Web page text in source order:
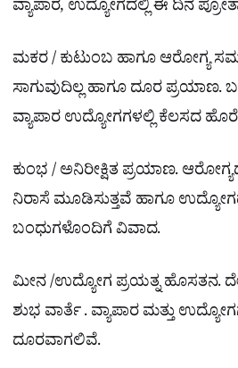
ವ್ಯಾಪಾರ, ಉದ್ಯೋಗದಲ್ಲಿ ಈ ದಿನ
ಮಕರ / ಕುಟುಂಬ ಹಾಗೂ ಆರೋಗ್ಯ
ಸಾಗುವುದಿಲ್ಲ ಹಾಗೂ ದೂರ ಪ್ರಯಾಣ.
ವ್ಯಾಪಾರ ಉದ್ಯೋಗಗಳಲ್ಲಿ ಕೆಲಸದ ಹೊರೆ
ಕುಂಭ / ಅನಿರೀಕ್ಷಿತ ಪ್ರಯಾಣ.
ನಿರಾಸೆ ಮೂಡಿಸುತ್ತವೆ ಹಾಗೂ
ಬಂಧುಗಳೊಂದಿಗೆ ವಿವಾದ.
ಮೀನ /ಉದ್ಯೋಗ ಪ್ರಯತ್ನ ಹೊಸತನ.
ಶುಭ ವಾರ್ತೆ . ವ್ಯಾಪಾರ ಮತ್ತು
ದೂರವಾಗಲಿವೆ.